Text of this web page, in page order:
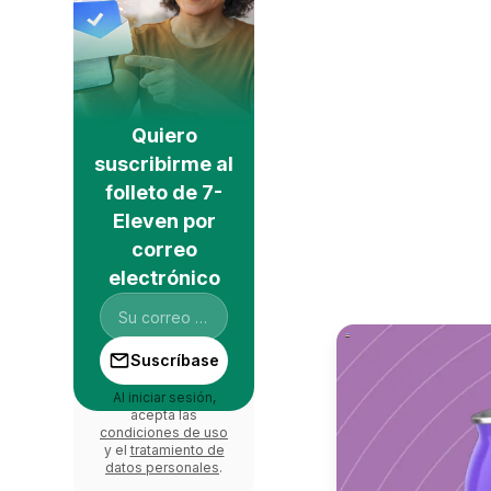
Quiero
suscribirme al
folleto de 7-
Eleven por
correo
electrónico
Suscríbase
Al iniciar sesión,
acepta las
condiciones de uso
y el tratamiento de
datos personales.